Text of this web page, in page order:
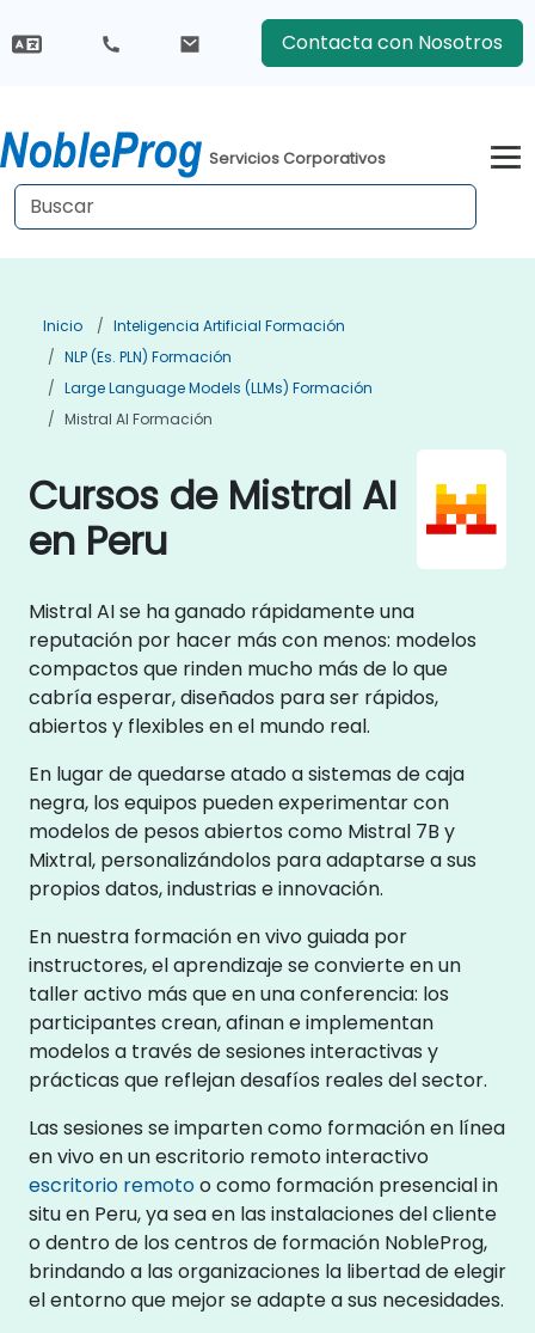
Contacta con Nosotros
Servicios Corporativos
Inicio
Inteligencia Artificial Formación
NLP (es. PLN) Formación
Large Language Models (LLMs) Formación
Mistral AI Formación
Cursos de Mistral AI
en Peru
Mistral AI se ha ganado rápidamente una
reputación por hacer más con menos: modelos
compactos que rinden mucho más de lo que
cabría esperar, diseñados para ser rápidos,
abiertos y flexibles en el mundo real.
En lugar de quedarse atado a sistemas de caja
negra, los equipos pueden experimentar con
modelos de pesos abiertos como Mistral 7B y
Mixtral, personalizándolos para adaptarse a sus
propios datos, industrias e innovación.
En nuestra formación en vivo guiada por
instructores, el aprendizaje se convierte en un
taller activo más que en una conferencia: los
participantes crean, afinan e implementan
modelos a través de sesiones interactivas y
prácticas que reflejan desafíos reales del sector.
Las sesiones se imparten como formación en línea
en vivo en un escritorio remoto interactivo
escritorio remotoo como formación presencial in
situ en Peru, ya sea en las instalaciones del cliente
o dentro de los centros de formación NobleProg,
brindando a las organizaciones la libertad de elegir
el entorno que mejor se adapte a sus necesidades.